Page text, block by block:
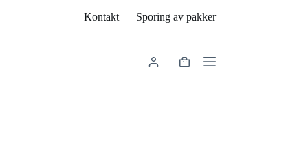
Kontakt Sporing av pakker
Handlekurv